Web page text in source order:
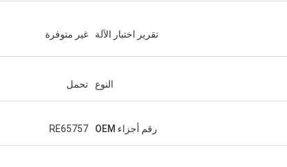
تقرير اختبار الآلة غير متوفرة
النوع تحمل
رقم أجزاء OEM RE65757